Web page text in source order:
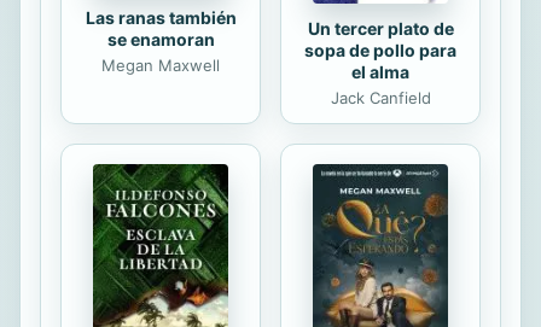
Las ranas también
se enamoran
Megan Maxwell
Un tercer plato de
sopa de pollo para
el alma
Jack Canfield